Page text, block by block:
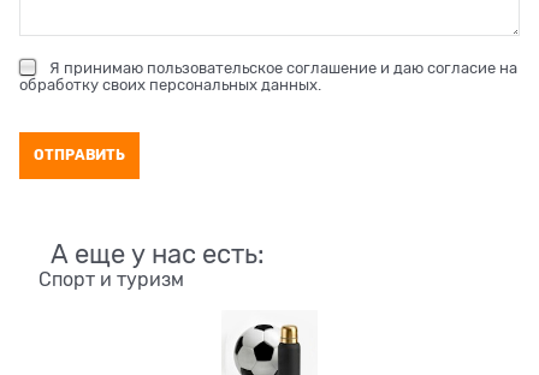
Я принимаю пользовательское соглашение и даю согласие на
обработку своих персональных данных
А еще у нас есть:
Спорт и туризм